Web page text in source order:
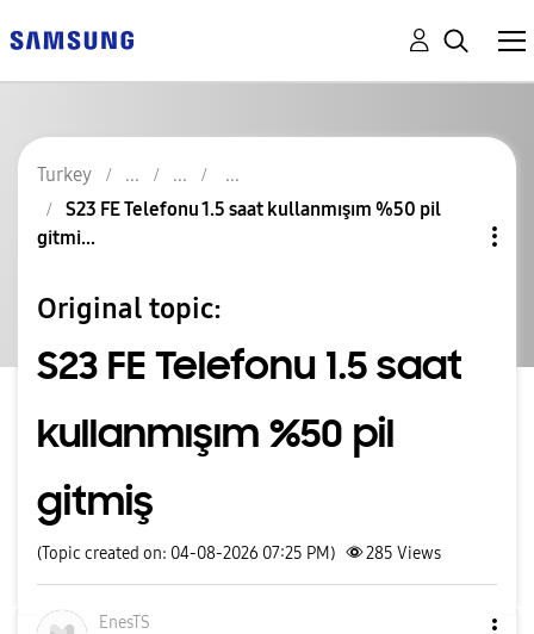
Turkey
S23 FE Telefonu 1.5 saat kullanmışım %50 pil
gitmi...
Original topic:
S23 FE Telefonu 1.5 saat
kullanmışım %50 pil
gitmiş
(Topic created on: 04-08-2026 07:25 PM) 285 Views
EnesTS